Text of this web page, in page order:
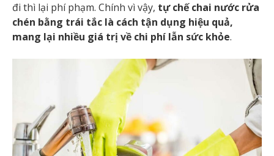
đi thì lại phí phạm. Chính vì vậy, tự chế chai nước rửa
chén bằng trái tắc là cách tận dụng hiệu quả,
mang lại nhiều giá trị về chi phí lẫn sức khỏe.